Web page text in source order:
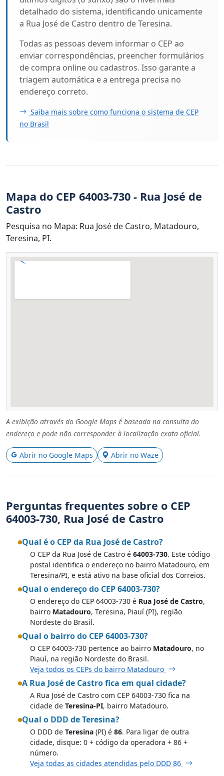
detalhado do sistema, identificando unicamente
a Rua José de Castro dentro de Teresina.
Todas as pessoas devem informar o CEP ao
enviar correspondências, preencher formulários
de compra online ou cadastros. Isso garante a
triagem automática e a entrega precisa no
endereço correto.
Saiba mais sobre como funciona o sistema de CEP
no Brasil
Mapa do CEP 64003-730 - Rua José de
Castro
Pesquisa no Mapa: Rua José de Castro, Matadouro,
Teresina, PI.
A exibição através do Google Maps é baseada na consulta do
endereço e pode não corresponder à localização exata oficial.
Abrir no Google Maps Abrir no Waze
Perguntas frequentes sobre o CEP
64003-730, Rua José de Castro
Qual é o CEP da Rua José de Castro?
O CEP da Rua José de Castro é 64003-730. Este código
postal identifica o endereço no bairro Matadouro, em
Teresina/PI, e está ativo na base oficial dos Correios.
Qual o endereço do CEP 64003-730?
O endereço do CEP 64003-730 é Rua José de Castro,
bairro Matadouro, Teresina, Piauí (PI), região
Nordeste do Brasil.
Qual o bairro do CEP 64003-730?
O CEP 64003-730 pertence ao bairro Matadouro, no
Piauí, na região Nordeste do Brasil.
Veja todos os CEPs do bairro Matadouro
A Rua José de Castro fica em qual cidade?
A Rua José de Castro com CEP 64003-730 fica na
cidade de Teresina-PI, bairro Matadouro.
Qual o DDD de Teresina?
O DDD de Teresina (PI) é 86. Para ligar de outra
cidade, disque: 0 + código da operadora + 86 +
número.
Veja todas as cidades atendidas pelo DDD 86